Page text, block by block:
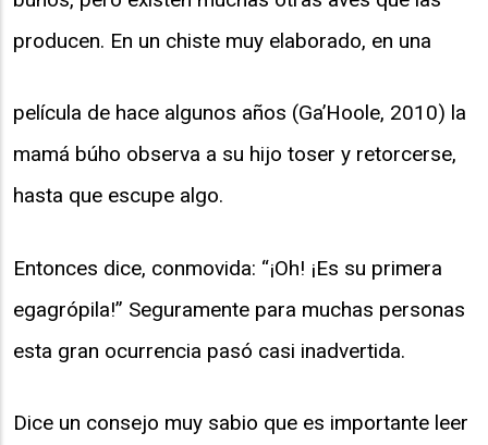
producen. En un chiste muy elaborado, en una
película de hace algunos años (Ga’Hoole, 2010) la
mamá búho observa a su hijo toser y retorcerse,
hasta que escupe algo.
Entonces dice, conmovida: “¡Oh! ¡Es su primera
egagrópila!” Seguramente para muchas personas
esta gran ocurrencia pasó casi inadvertida.
Dice un consejo muy sabio que es importante leer